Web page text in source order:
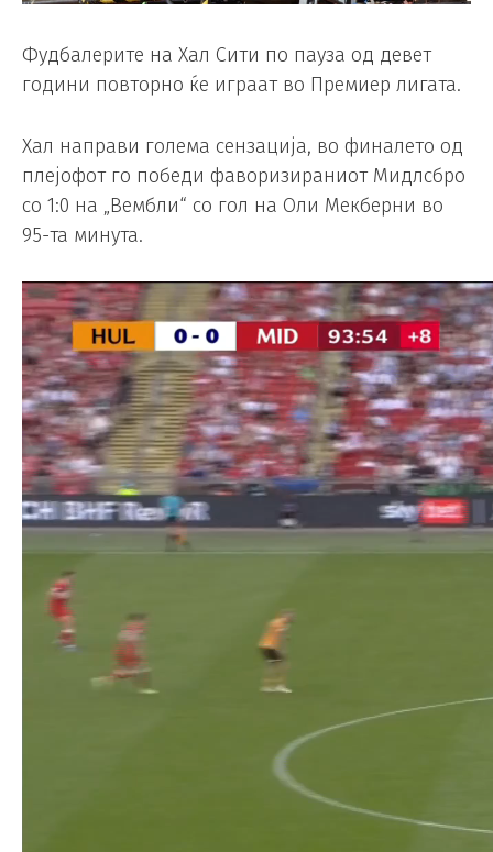
Фудбалерите на Хал Сити по пауза од девет
години повторно ќе играат во Премиер лигата.
Хал направи голема сензација, во финалето од
плејофот го победи фаворизираниот Мидлсбро
со 1:0 на „Вембли“ со гол на Оли Мекберни во
95-та минута.